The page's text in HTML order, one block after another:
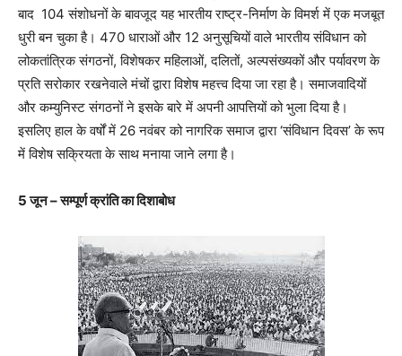
बाद 104 संशोधनों के बावजूद यह भारतीय राष्ट्र-निर्माण के विमर्श में एक मजबूत
धुरी बन चुका है। 470 धाराओं और 12 अनुसूचियों वाले भारतीय संविधान को
लोकतांत्रिक संगठनों, विशेषकर महिलाओं, दलितों, अल्पसंख्यकों और पर्यावरण के
प्रति सरोकार रखनेवाले मंचों द्वारा विशेष महत्त्व दिया जा रहा है। समाजवादियों
और कम्युनिस्ट संगठनों ने इसके बारे में अपनी आपत्तियों को भुला दिया है।
इसलिए हाल के वर्षों में 26 नवंबर को नागरिक समाज द्वारा ‘संविधान दिवस’ के रूप
में विशेष सक्रियता के साथ मनाया जाने लगा है।
5 जून – सम्पूर्ण क्रांति का दिशाबोध